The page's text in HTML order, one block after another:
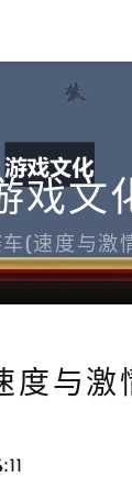
戏文
(速度与激
度与激